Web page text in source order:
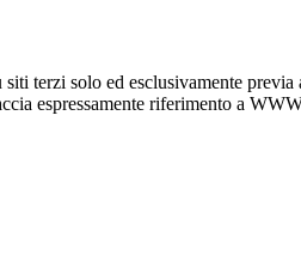
solo ed esclusivamente
espressamente riferimento a